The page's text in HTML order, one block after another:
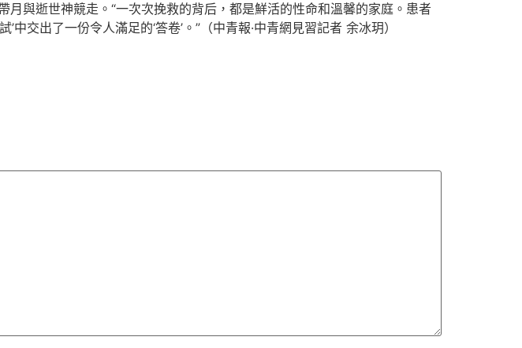
與逝世神競走。“一次次挽救的背后，都是鮮活的性命和溫馨的家庭。患者
中交出了一份令人滿足的‘答卷’。”（中青報·中青網見習記者 余冰玥）